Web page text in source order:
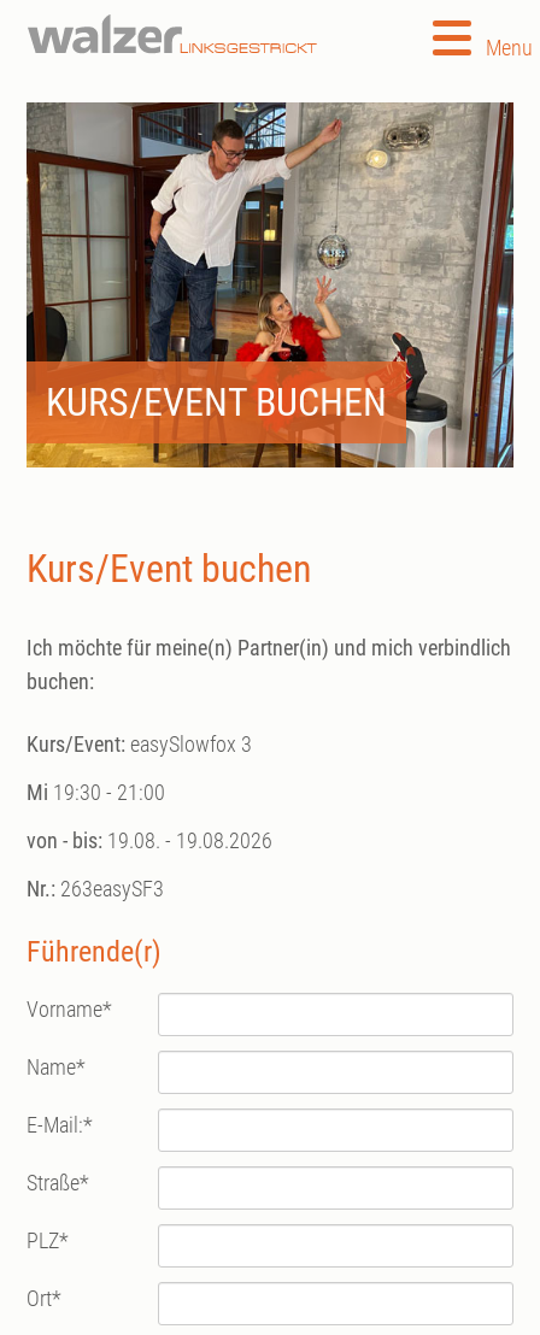
Menu
KURS/EVENT BUCHEN
Kurs/Event buchen
Ich möchte für meine(n) Partner(in) und mich verbindlich
buchen:
Kurs/Event:easySlowfox 3
Mi 19:30 - 21:00
von - bis: 19.08. - 19.08.2026
Nr.: 263easySF3
Führende(r)
Vorname*
Name*
E-Mail:*
Straße*
PLZ*
Ort*